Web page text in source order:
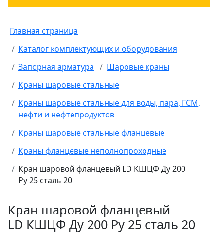
Главная страница
Каталог комплектующих и оборудования
Запорная арматура
Шаровые краны
Краны шаровые стальные
Краны шаровые стальные для воды, пара, ГСМ,
нефти и нефтепродуктов
Краны шаровые стальные фланцевые
Краны фланцевые неполнопроходные
Кран шаровой фланцевый LD КШЦФ Ду 200
Ру 25 сталь 20
Кран шаровой фланцевый
LD КШЦФ Ду 200 Ру 25 сталь 20